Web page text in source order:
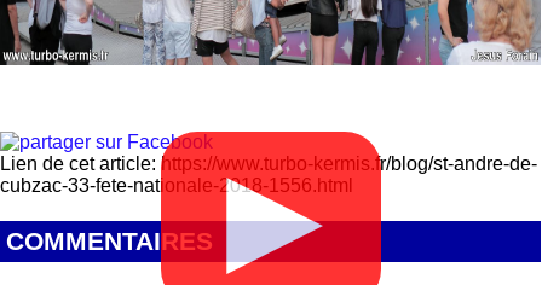
▶
Lien de cet article: https://www.turbo-kermis.fr/blog/st-andre-de-
cubzac-33-fete-nationale-2018-1556.html
COMMENTAIRES